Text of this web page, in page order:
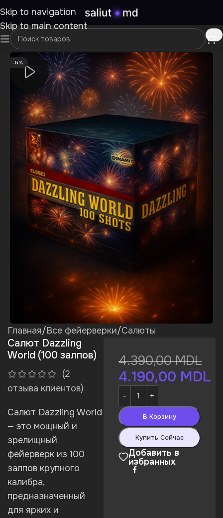
Skip to navigation
Skip to main content
-5%
Главная/Все фейерверки/Салюты
Салют Dazzling
World (100 залпов)
(2
отзыва клиентов)
Салют Dazzling World
— это мощный и
зрелищный
фейерверк из 100
залпов крупного
калибра,
предназначенный
для ярких и
4.390,00MDL
4.190,00 MDL
В Корзину
Купить Сейчас
Добавить в
избранных